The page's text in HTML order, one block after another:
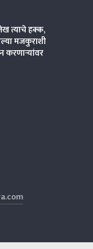
त्याचे हक्क,
मजकुराशी